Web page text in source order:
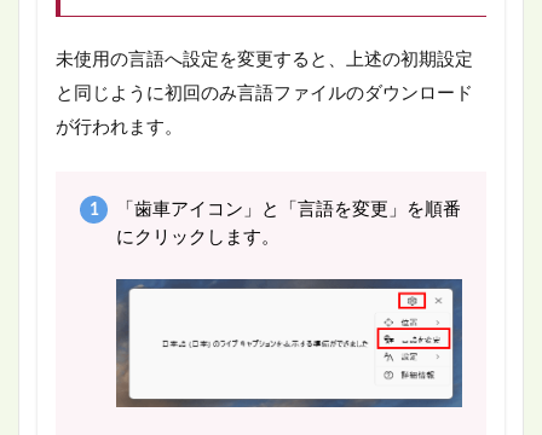
未使用の言語へ設定を変更すると、上述の初期設定
と同じように初回のみ言語ファイルのダウンロード
が行われます。
「歯車アイコン」と「言語を変更」を順番
にクリックします。